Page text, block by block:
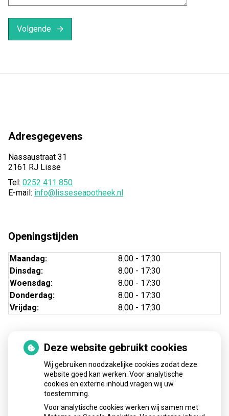
Volgende
Adresgegevens
Nassaustraat 31
2161 RJ Lisse
Tel: 0252 411 850
E-mail: info@lisseseapotheek.nl
Openingstijden
Maandag:
8.00 - 17:30
Dinsdag:
8.00 - 17:30
Woensdag:
8.00 - 17:30
Donderdag:
8.00 - 17:30
Vrijdag:
8.00 - 17:30
Nieuws
Sinds huisartsen afslankmedicijnen mogen voorschrijven,
neemt gebruik toe
Schurft sinds corona geen vergeten ziekte meer: aantal
uitbraken fors gestegen
Deze website gebruikt cookies
Wij gebruiken noodzakelijke cookies zodat deze
website goed kan werken. Voor analytische
cookies en externe inhoud vragen wij uw
toestemming.
Voor analytische cookies werken wij samen met